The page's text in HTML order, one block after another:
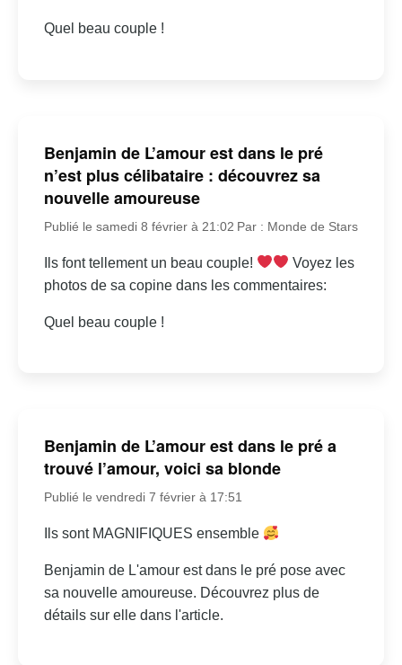
Quel beau couple !
Benjamin de L’amour est dans le pré
n’est plus célibataire : découvrez sa
nouvelle amoureuse
Publié le samedi 8 février à 21:02 Par : Monde de Stars
Ils font tellement un beau couple!
Voyez les
photos de sa copine dans les commentaires:
Quel beau couple !
Benjamin de L’amour est dans le pré a
trouvé l’amour, voici sa blonde
Publié le vendredi 7 février à 17:51
Ils sont MAGNIFIQUES ensemble
Benjamin de L'amour est dans le pré pose avec
sa nouvelle amoureuse. Découvrez plus de
détails sur elle dans l'article.